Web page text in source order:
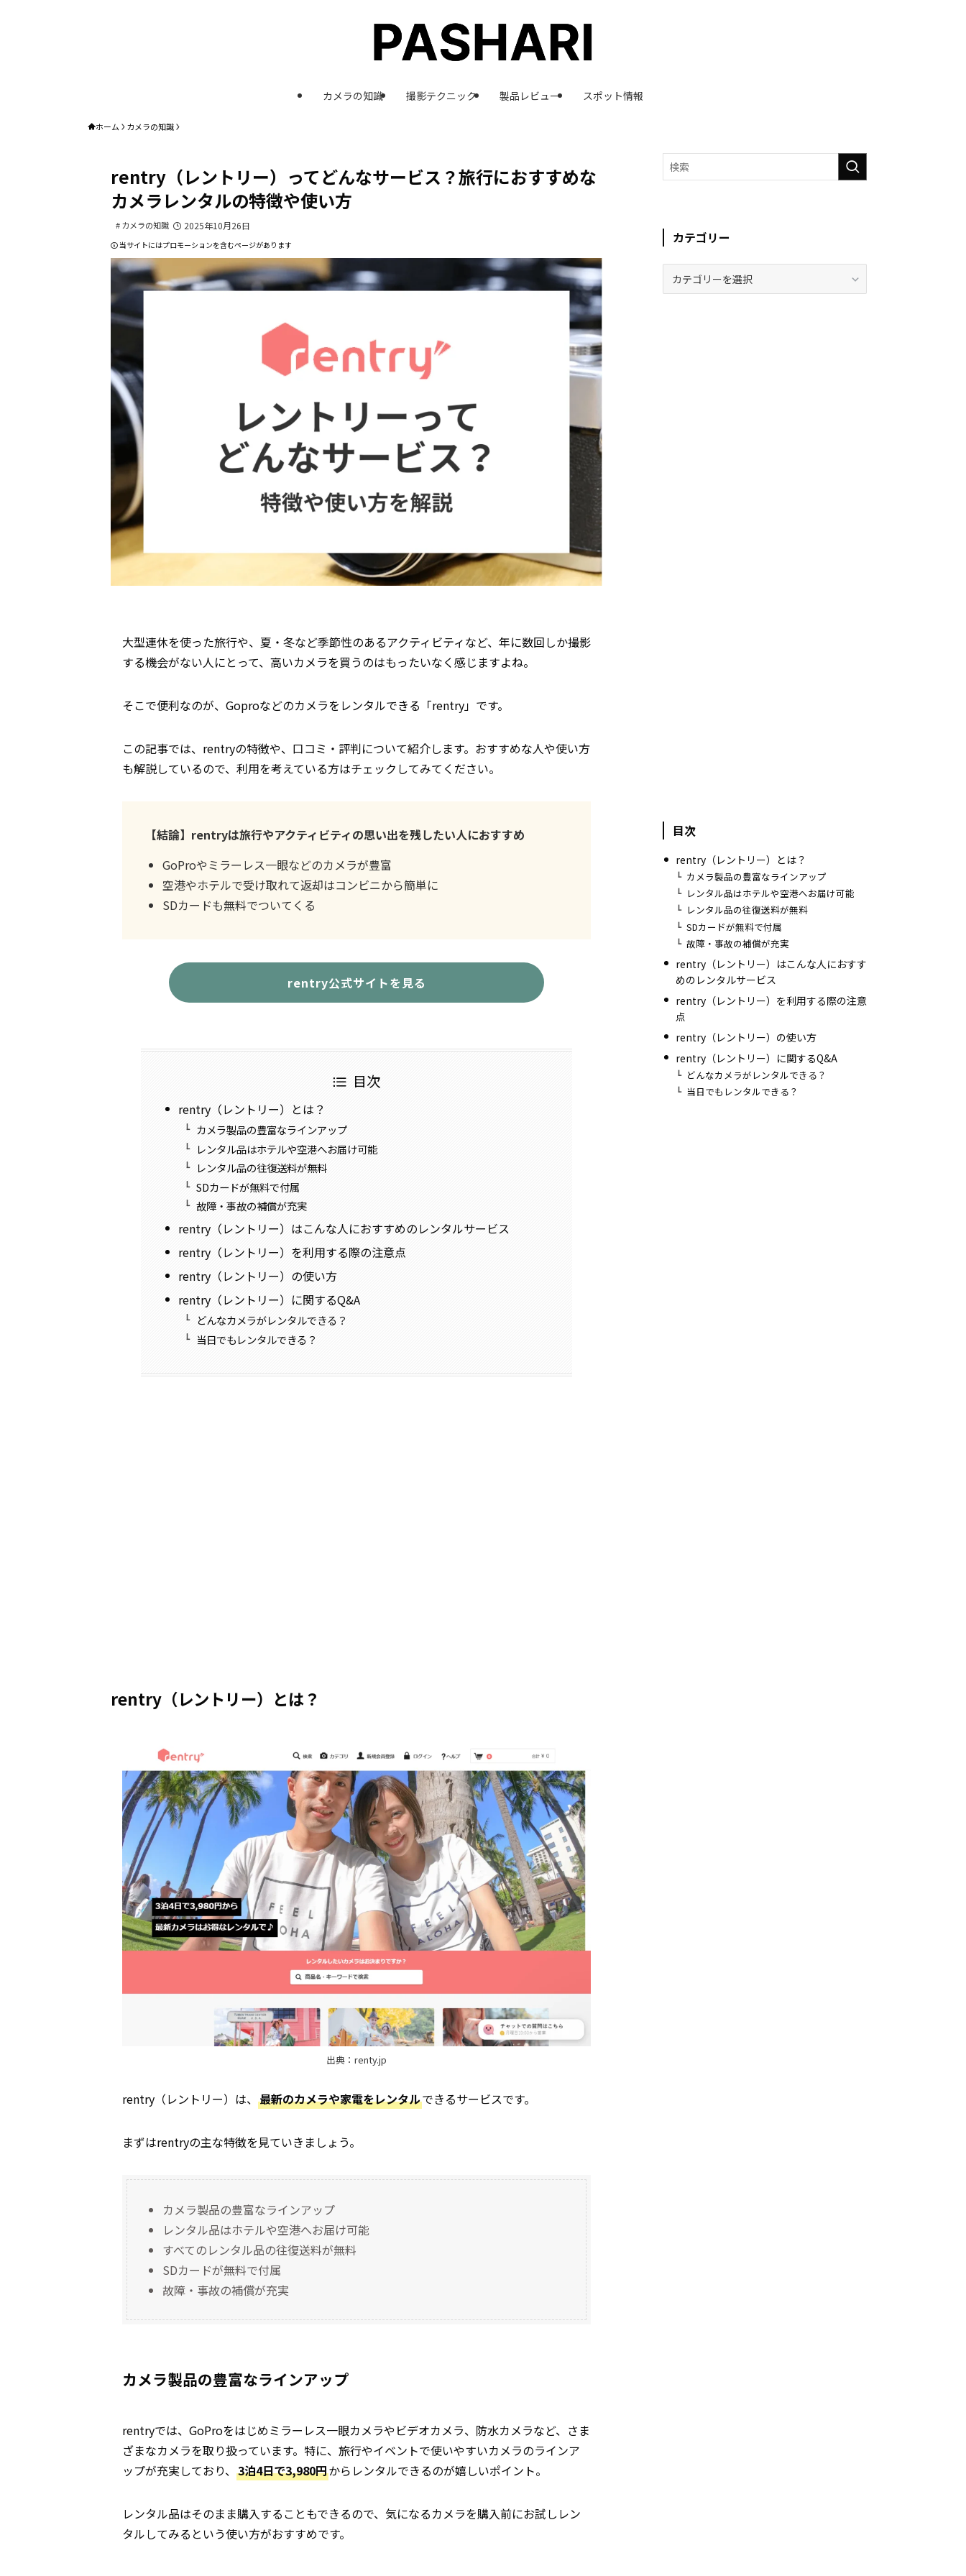
カメラの知識 撮影テクニック 製品レビュー スポット情報
ホーム カメラの知識
rentry（レントリー）ってどんなサービス？旅行におすすめな
カメラレンタルの特徴や使い方
カメラの知識 2025年10月26日
当サイトにはプロモーションを含むページがあります
大型連休を使った旅行や、夏・冬など季節性のあるアクティビティなど、年に数回しか撮影
する機会がない人にとって、高いカメラを買うのはもったいなく感じますよね。
そこで便利なのが、Goproなどのカメラをレンタルできる「rentry」です。
この記事では、rentryの特徴や、口コミ・評判について紹介します。おすすめな人や使い方
も解説しているので、利用を考えている方はチェックしてみてください。
【結論】rentryは旅行やアクティビティの思い出を残したい人におすすめ
GoProやミラーレス一眼などのカメラが豊富
空港やホテルで受け取れて返却はコンビニから簡単に
SDカードも無料でついてくる
rentry公式サイトを見る
目次
rentry（レントリー）とは？
カメラ製品の豊富なラインアップ
レンタル品はホテルや空港へお届け可能
レンタル品の往復送料が無料
SDカードが無料で付属
故障・事故の補償が充実
rentry（レントリー）はこんな人におすすめのレンタルサービス
rentry（レントリー）を利用する際の注意点
rentry（レントリー）の使い方
rentry（レントリー）に関するQ&A
どんなカメラがレンタルできる？
当日でもレンタルできる？
rentry（レントリー）とは？
出典：renty.jp
rentry（レントリー）は、 最新のカメラや家電をレンタルできるサービスです。
まずはrentryの主な特徴を見ていきましょう。
カメラ製品の豊富なラインアップ
レンタル品はホテルや空港へお届け可能
すべてのレンタル品の往復送料が無料
SDカードが無料で付属
故障・事故の補償が充実
カメラ製品の豊富なラインアップ
rentryでは、GoProをはじめミラーレス一眼カメラやビデオカメラ、防水カメラなど、さま
ざまなカメラを取り扱っています。特に、旅行やイベントで使いやすいカメラのラインア
ップが充実しており、 3泊4日で3,980円からレンタルできるのが嬉しいポイント。
レンタル品はそのまま購入することもできるので、気になるカメラを購入前にお試しレン
タルしてみるという使い方がおすすめです。
カテゴリー
目次
rentry（レントリー）とは？
カメラ製品の豊富なラインアップ
レンタル品はホテルや空港へお届け可能
レンタル品の往復送料が無料
SDカードが無料で付属
故障・事故の補償が充実
rentry（レントリー）はこんな人におすす
めのレンタルサービス
rentry（レントリー）を利用する際の注意
点
rentry（レントリー）の使い方
rentry（レントリー）に関するQ&A
どんなカメラがレンタルできる？
当日でもレンタルできる？